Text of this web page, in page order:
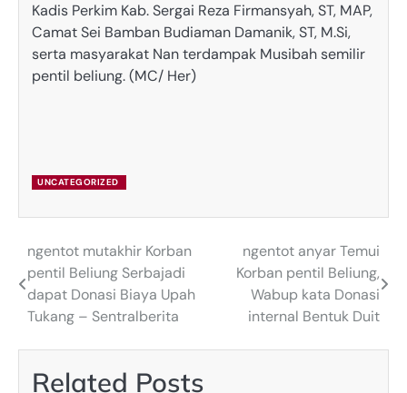
Kadis Perkim Kab. Sergai Reza Firmansyah, ST, MAP,
Camat Sei Bamban Budiaman Damanik, ST, M.Si,
serta masyarakat Nan terdampak Musibah semilir
pentil beliung. (MC/ Her)
UNCATEGORIZED
Post
navigation
ngentot mutakhir Korban
pentil Beliung Serbajadi
dapat Donasi Biaya Upah
Tukang – Sentralberita
ngentot anyar Temui
Korban pentil Beliung,
Wabup kata Donasi
internal Bentuk Duit
Related Posts